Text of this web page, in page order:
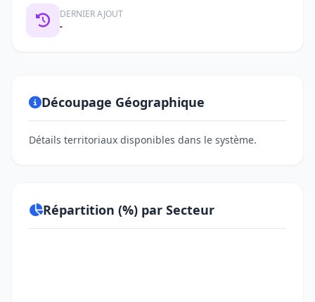
DERNIER AJOUT
-
Découpage Géographique
Détails territoriaux disponibles dans le système.
Répartition (%) par Secteur